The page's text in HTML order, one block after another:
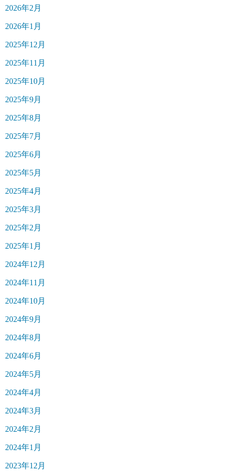
2026年2月
2026年1月
2025年12月
2025年11月
2025年10月
2025年9月
2025年8月
2025年7月
2025年6月
2025年5月
2025年4月
2025年3月
2025年2月
2025年1月
2024年12月
2024年11月
2024年10月
2024年9月
2024年8月
2024年6月
2024年5月
2024年4月
2024年3月
2024年2月
2024年1月
2023年12月